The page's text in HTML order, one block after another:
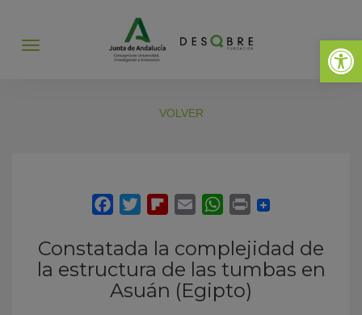
Abrir
Abrir
VOLVER
Constatada la complejidad de
la estructura de las tumbas en
Asuán (Egipto)